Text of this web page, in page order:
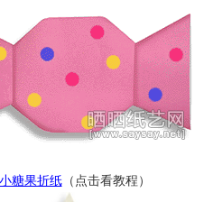
糖果折纸（点击看教程）